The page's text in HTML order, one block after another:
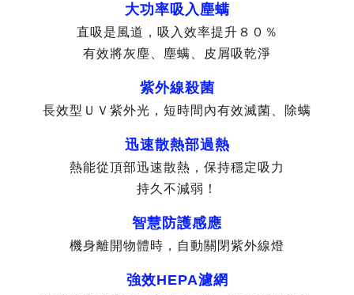
大功率吸入塵螨
直吸是風道，吸入效率提升８０％
有效將灰塵、塵螨、皮屑吸乾淨
紫外線殺菌
長效型ＵＶ紫外光，短時間內有效滅菌、除螨
迅速散熱部過熱
熱能從頂部迅速散熱，保持穩定吸力
持久不減弱！
智慧防護感應
機身離開物體時，自動關閉紫外線燈
強效HEPA濾網